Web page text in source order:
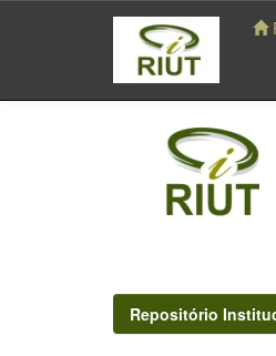
navigation
Repositório